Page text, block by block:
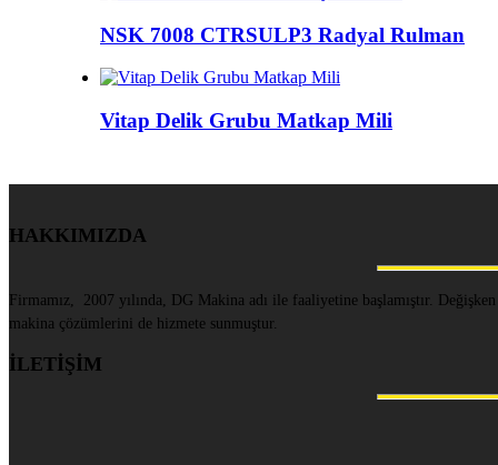
NSK 7008 CTRSULP3 Radyal Rulman
Vitap Delik Grubu Matkap Mili
HAKKIMIZDA
Firmamız, 2007 yılında, DG Makina adı ile faaliyetine başlamıştır.
makina çözümlerini de hizmete sunmuştur.
İLETİŞİM